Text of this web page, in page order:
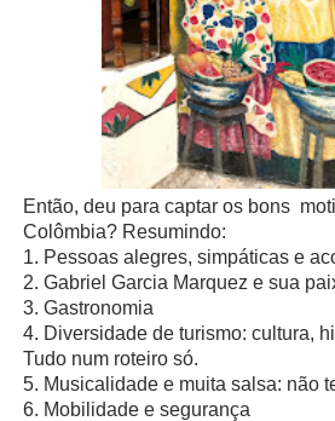
Então, deu para captar os bons
Colômbia? Resumindo:
1. Pessoas alegres, simpáticas e
2. Gabriel Garcia Marquez e sua
3. Gastronomia
4. Diversidade de turismo: cultura,
Tudo num roteiro só.
5. Musicalidade e muita salsa: não
6. Mobilidade e segurança